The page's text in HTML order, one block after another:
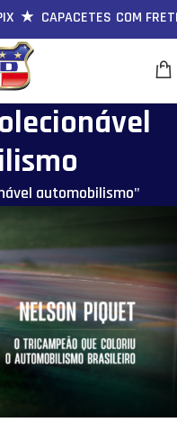
★ CAPACETES COM
automobilismo"